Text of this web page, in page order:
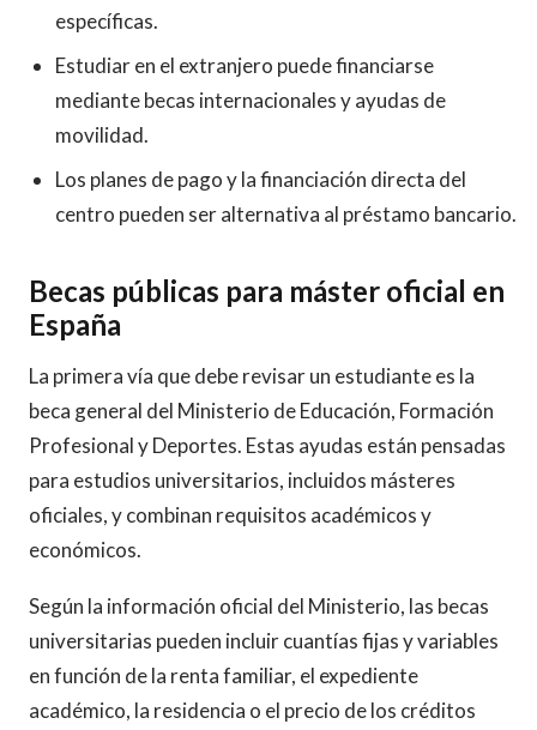
específicas.
Estudiar en el extranjero puede financiarse
mediante becas internacionales y ayudas de
movilidad.
Los planes de pago y la financiación directa del
centro pueden ser alternativa al préstamo bancario.
Becas públicas para máster oficial en
España
La primera vía que debe revisar un estudiante es la
beca general del Ministerio de Educación, Formación
Profesional y Deportes. Estas ayudas están pensadas
para estudios universitarios, incluidos másteres
oficiales, y combinan requisitos académicos y
económicos.
Según la información oficial del Ministerio, las becas
universitarias pueden incluir cuantías fijas y variables
en función de la renta familiar, el expediente
académico, la residencia o el precio de los créditos